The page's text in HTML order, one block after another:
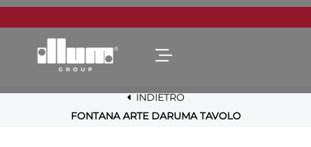
Open menu
INDIETRO
FONTANA ARTE DARUMA TAVOLO